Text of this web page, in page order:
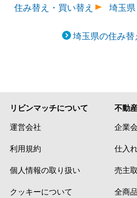
住み替え・買い替え
埼玉県
埼玉県の住み
リビンマッチについて
運営会社
利用規約
個人情報の取り扱い
クッキーについて
不動
企業
仕入
売主
全商